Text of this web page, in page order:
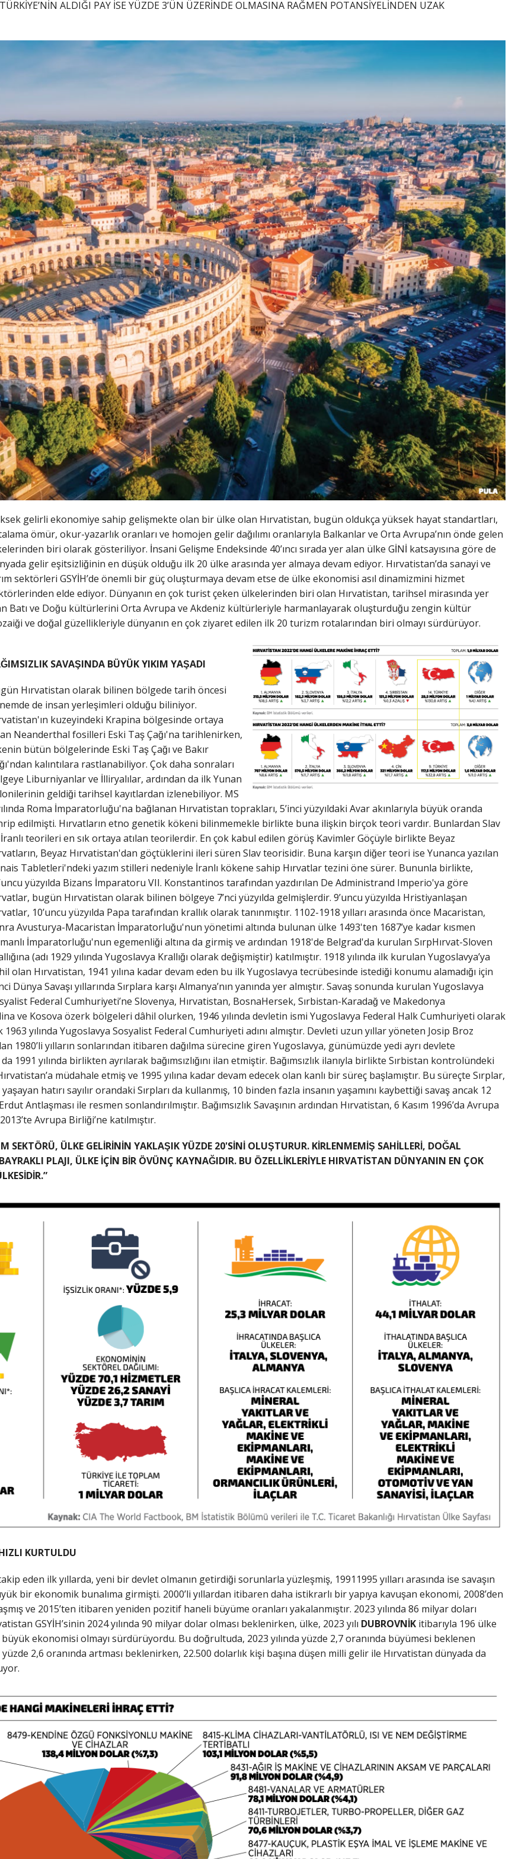
ALDIĞI PAY İSE YÜZDE 3’ÜN ÜZERİNDE OLMASINA RAĞMEN POTANSİYELİNDEN UZAK
gelirli ekonomiye sahip gelişmekte olan bir ülke olan Hırvatistan, bugün oldukça yüksek hayat standartları,
ömür, okur-yazarlık oranları ve homojen gelir dağılımı oranlarıyla Balkanlar ve Orta Avrupa’nın önde gelen
biri olarak gösteriliyor. İnsani Gelişme Endeksinde 40’ıncı sırada yer alan ülke GİNİ katsayısına göre de
gelir eşitsizliğinin en düşük olduğu ilk 20 ülke arasında yer almaya devam ediyor. Hırvatistan’da sanayi ve
sektörleri GSYİH’de önemli bir güç oluşturmaya devam etse de ülke ekonomisi asıl dinamizmini hizmet
elde ediyor. Dünyanın en çok turist çeken ülkelerinden biri olan Hırvatistan, tarihsel mirasında yer
Batı ve Doğu kültürlerini Orta Avrupa ve Akdeniz kültürleriyle harmanlayarak oluşturduğu zengin kültür
ve doğal güzellikleriyle dünyanın en çok ziyaret edilen ilk 20 turizm rotalarından biri olmayı sürdürüyor.
SAVAŞINDA BÜYÜK YIKIM YAŞADI
Hırvatistan olarak bilinen bölgede tarih öncesi
de insan yerleşimleri olduğu biliniyor.
kuzeyindeki Krapina bölgesinde ortaya
Neanderthal fosilleri Eski Taş Çağı'na tarihlenirken,
bütün bölgelerinde Eski Taş Çağı ve Bakır
kalıntılara rastlanabiliyor. Çok daha sonraları
Liburniyanlar ve İlliryalılar, ardından da ilk Yunan
geldiği tarihsel kayıtlardan izlenebiliyor. MS
Roma İmparatorluğu'na bağlanan Hırvatistan toprakları, 5’inci yüzyıldaki Avar akınlarıyla büyük oranda
edilmişti. Hırvatların etno genetik kökeni bilinmemekle birlikte buna ilişkin birçok teori vardır. Bunlardan Slav
teorileri en sık ortaya atılan teorilerdir. En çok kabul edilen görüş Kavimler Göçüyle birlikte Beyaz
Beyaz Hırvatistan'dan göçtüklerini ileri süren Slav teorisidir. Buna karşın diğer teori ise Yunanca yazılan
Tabletleri'ndeki yazım stilleri nedeniyle İranlı kökene sahip Hırvatlar tezini öne sürer. Bununla birlikte,
yüzyılda Bizans İmparatoru VII. Konstantinos tarafından yazdırılan De Administrand Imperio'ya göre
bugün Hırvatistan olarak bilinen bölgeye 7’nci yüzyılda gelmişlerdir. 9’uncu yüzyılda Hristiyanlaşan
10’uncu yüzyılda Papa tarafından krallık olarak tanınmıştır. 1102-1918 yılları arasında önce Macaristan,
Avusturya-Macaristan İmparatorluğu'nun yönetimi altında bulunan ülke 1493'ten 1687’ye kadar kısmen
İmparatorluğu'nun egemenliği altına da girmiş ve ardından 1918'de Belgrad'da kurulan SırpHırvat-Sloven
(adı 1929 yılında Yugoslavya Krallığı olarak değişmiştir) katılmıştır. 1918 yılında ilk kurulan Yugoslavya’ya
olan Hırvatistan, 1941 yılına kadar devam eden bu ilk Yugoslavya tecrübesinde istediği konumu alamadığı için
Dünya Savaşı yıllarında Sırplara karşı Almanya’nın yanında yer almıştır. Savaş sonunda kurulan Yugoslavya
Federal Cumhuriyeti’ne Slovenya, Hırvatistan, BosnaHersek, Sırbistan-Karadağ ve Makedonya
ve Kosova özerk bölgeleri dâhil olurken, 1946 yılında devletin ismi Yugoslavya Federal Halk Cumhuriyeti olarak
yılında Yugoslavya Sosyalist Federal Cumhuriyeti adını almıştır. Devleti uzun yıllar yöneten Josip Broz
1980’li yılların sonlarından itibaren dağılma sürecine giren Yugoslavya, günümüzde yedi ayrı devlete
1991 yılında birlikten ayrılarak bağımsızlığını ilan etmiştir. Bağımsızlık ilanıyla birlikte Sırbistan kontrolündeki
müdahale etmiş ve 1995 yılına kadar devam edecek olan kanlı bir süreç başlamıştır. Bu süreçte Sırplar,
hatırı sayılır orandaki Sırpları da kullanmış, 10 binden fazla insanın yaşamını kaybettiği savaş ancak 12
Antlaşması ile resmen sonlandırılmıştır. Bağımsızlık Savaşının ardından Hırvatistan, 6 Kasım 1996’da Avrupa
Avrupa Birliği’ne katılmıştır.
SEKTÖRÜ, ÜLKE GELİRİNİN YAKLAŞIK YÜZDE 20'SİNİ OLUŞTURUR. KİRLENMEMİŞ SAHİLLERİ, DOĞAL
PLAJI, ÜLKE İÇİN BİR ÖVÜNÇ KAYNAĞIDIR. BU ÖZELLİKLERİYLE HIRVATİSTAN DÜNYANIN EN ÇOK
KURTULDU
takip eden ilk yıllarda, yeni bir devlet olmanın getirdiği sorunlarla yüzleşmiş, 19911995 yılları arasında ise savaşın
bir ekonomik bunalıma girmişti. 2000’li yıllardan itibaren daha istikrarlı bir yapıya kavuşan ekonomi, 2008’den
ve 2015’ten itibaren yeniden pozitif haneli büyüme oranları yakalanmıştır. 2023 yılında 86 milyar doları
GSYİH’sinin 2024 yılında 90 milyar dolar olması beklenirken, ülke, 2023 yılı DUBROVNİK itibarıyla 196 ülke
büyük ekonomisi olmayı sürdürüyordu. Bu doğrultuda, 2023 yılında yüzde 2,7 oranında büyümesi beklenen
yüzde 2,6 oranında artması beklenirken, 22.500 dolarlık kişi başına düşen milli gelir ile Hırvatistan dünyada da